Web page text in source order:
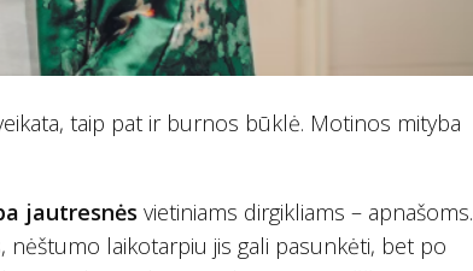
taip pat ir burnos būklė. Motinos mityba
jautresnės vietiniams dirgikliams – apnašoms.
nėštumo laikotarpiu jis gali pasunkėti, bet po